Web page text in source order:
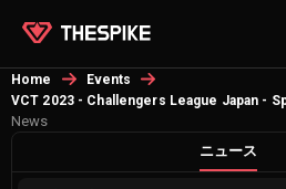
Home
Events
VCT 2023 - Challengers League Japan -
News
ニュース